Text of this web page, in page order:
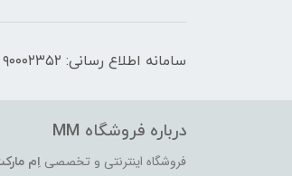
سامانه اطلاع رسانی: ۹۰۰۰۲۳۵۲
درباره فروشگاه MM
فروشگاه اینترنتی و تخصصی اِم